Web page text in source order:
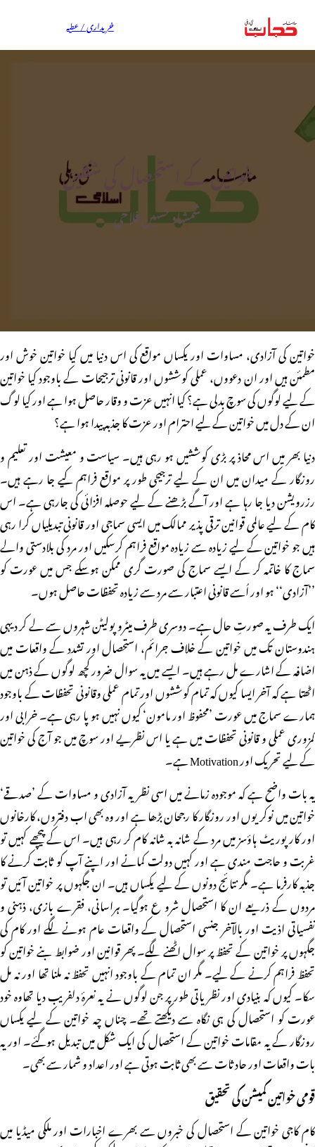
خریداری / عطیہ
خواتین کے استحصال کی شکلیں
شمشاد حسین فلاحی
خواتین کی آزادی، مساوات اور یکساں مواقع کی اس دنیا میں کیا خواتین خوش اور
مطمئن ہیں اور ان دعووں، عملی کوششوں اور قانونی ترجیحات کے باوجود کیا خواتین
کے لیے لوگوں کی سوچ بدلی ہے؟ کیا انہیں عزت و وقار حاصل ہوا ہے اور کیا لوگ
ان کے دل میں خواتین کے لیے احترام اور عزت کا جذبہ پیدا ہوا ہے؟
دنیا بھر میں اس محاذ پر بڑی کوششیں ہو رہی ہیں۔ سیاست و معیشت اور تعلیم و
روزگار کے میدان میں ان کے لیے ترجیحی طور پر مواقع فراہم کیے جا رہے ہیں۔
رزرویشن دیا جا رہا ہے اور آگے بڑھنے کے لیے حوصلہ افزائی کی جارہی ہے۔ اس
کام کے لیے عالمی قوانین ترقی پذیر ممالک میں ایسی سماجی اور قانونی تبدیلیاں کرا رہی
ہیں جو خواتین کے لیے زیادہ سے زیادہ مواقع فراہم کرسکیں اور مرد کی بلادستی والے
سماج کا خاتمہ کر کے ایسے سماج کی صورت گری ممکن ہوسکے جس میں عورت کو
’’آزادی‘‘ ہو اور اُسے قانونی اعتبار سے مرد سے زیادہ تحفظات حاصل ہوں۔
ایک طرف یہ صورتِ حال ہے۔ دوسری طرف میٹرو پولیٹن شہروں سے لے کر دیہی
ہندوستان تک میں خواتین کے خلاف جرائم، استحصال اور تشدد کے واقعات میں
اضافہ کے اشارے مل رہے ہیں۔ ایسے میں یہ سوال ضرور کچھ لوگوں کے ذہن میں
اٹھتا ہے کہ آخر ایسا کیوں کہ تمام کوششوں اور تمام عملی وقانونی تحفظات کے باوجود
ہمارے سماج میں عورت ’محفوظ اور مامون‘ کیوں نہیں ہو پا رہی ہے۔ خرابی اور
کمزوری عملی و قانونی تحفظات میں ہے یا اس نظریے اور سوچ میں جو آج کی خواتین
کے لیے تحریک اور Motivation ہے۔
یہ بات واضح ہے کہ موجودہ زمانے میں اسی نظریہ آزادی و مساوات کے ’صدقے‘
خواتین میں نوکریوں اور روزگار کا رجحان بڑھا ہے اور وہ بھی اب دفتروں، کارخانوں
اور کارپوریٹ ہاؤسز میں مرد کے شانہ بہ شانہ کام کر رہی ہیں۔ اس کے پیچھے کہیں تو
غربت و حاجت مندی ہے اور کہیں دولت کمانے اور اپنے آپ کو ثابت کرنے کا
جذبہ کارفرما ہے۔ مگر نتائج دونوں کے لیے یکساں ہیں۔ ان جگہوں پر خواتین آئیں تو
مردوں کے ذریعے ان کا استحصال شرو ع ہوگیا۔ ہراسانی، فقرے بازی، ذہنی و
نفسیاتی اذیت اور بالآخر جنسی استحصال کے واقعات عام ہونے لگے اور کام کی
جگہوں پر خواتین کے تحفظ پر سوال اٹھنے لگے۔ پھر قوانین اور ضوابط بنے خواتین کو
تحفظ فراہم کرنے کے لیے۔ مگر ان تمام کے باوجود انہیں تحفظ نہ ملنا تھا اور نہ مل
سکا۔ کیوں کہ بنیادی اور نظریاتی طور پر جن لوگوں نے یہ نعرۂ دلفریب دیا تھاوہ خود
عورت کو استحصال کی ہی نگاہ سے دیکھتے تھے۔ چناں چہ خواتین کے لیے یکساں
روزگار کے یہ مقامات خواتین کے استحصال کی ایک شکل میں تبدیل ہوگئے۔ اور یہ
بات واقعات اور حادثات سے بھی ثابت ہوتی ہے اور اعداد و شمار سے بھی۔
قومی خواتین کمیشن کی تحقیق
کام کاجی خواتین کے استحصال کی خبروں سے بھرے اخبارات اور ملکی میڈیا میں